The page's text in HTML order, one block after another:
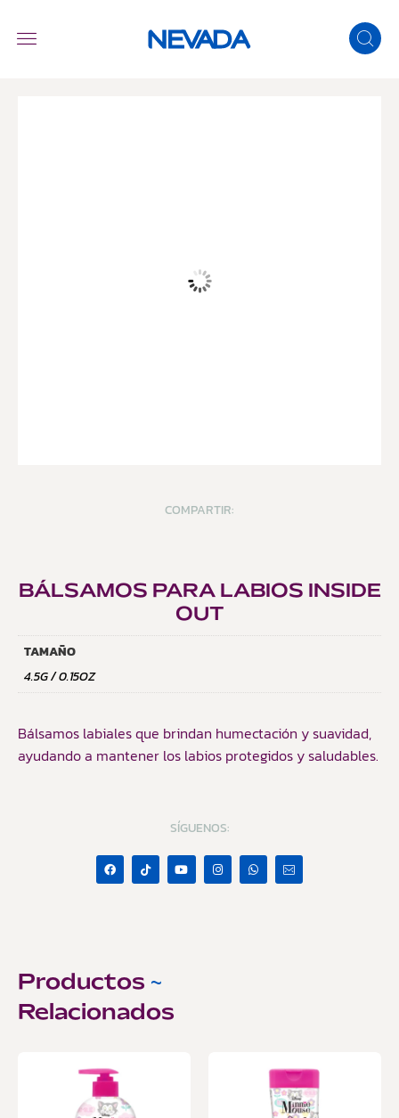
COMPARTIR:
BÁLSAMOS PARA LABIOS INSIDE
OUT
TAMAÑO
4.5G / 0.15OZ
Bálsamos labiales que brindan humectación y suavidad,
ayudando a mantener los labios protegidos y saludables.
SÍGUENOS:
Productos ~
Relacionados